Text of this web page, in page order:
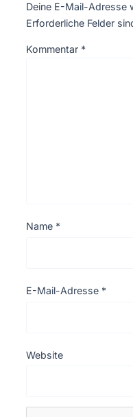
Deine E-Mail-Adresse
Erforderliche Felder
Kommentar *
Name *
E-Mail-Adresse *
Website